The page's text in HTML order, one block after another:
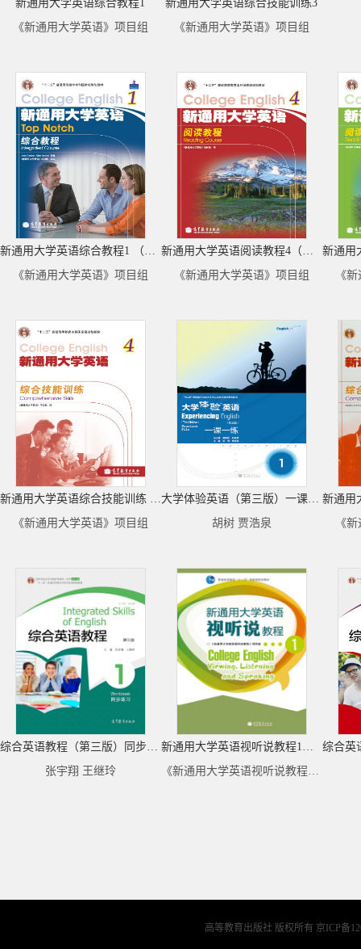
新通用大学英语综合教程1
《新通用大学英语》项目组
新通用大学英语综合技能训练3
《新通用大学英语》项目组
新通用大学英语综合教程1 （Abook 新封面）
《新通用大学英语》项目组
新通用大学英语阅读教程4（去捆绑物）
《新通用大学英语》项目组
《
新通用大学英语综合技能训练 4 ( 去捆绑物）
《新通用大学英语》项目组
大学体验英语（第三版）一课一练1
胡树 贾浩泉
《
综合英语教程（第三版）同步练习1
张宇翔 王继玲
新通用大学英语视听说教程1（去捆绑物）
《新通用大学英语视听说教程》项目组
高等教育出版社 版权所有 京ICP备